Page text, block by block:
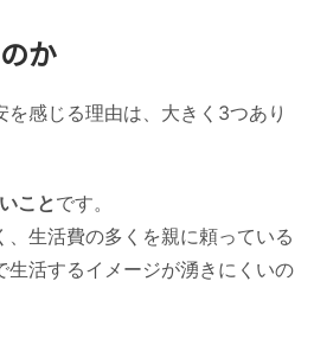
か
感じる理由は、大きく3つあり
ことです。
生活費の多くを親に頼っている
生活するイメージが湧きにくいの